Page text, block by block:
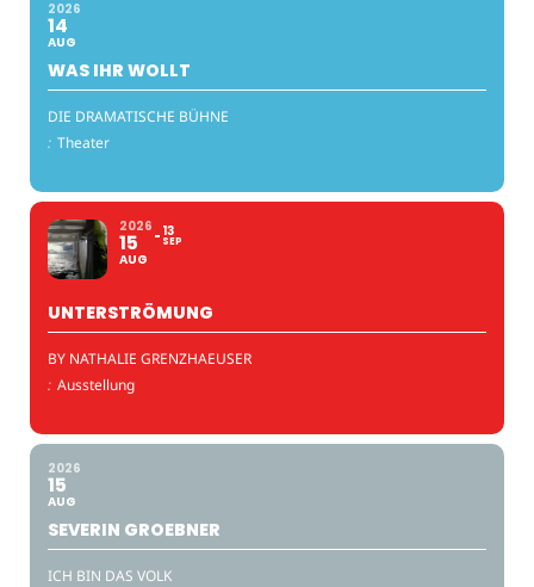
2026
14
AUG
WAS IHR WOLLT
DIE DRAMATISCHE BÜHNE
: Theater
2026
15
AUG
13
SEP
UNTERSTRÖMUNG
BY NATHALIE GRENZHAEUSER
: Ausstellung
2026
15
AUG
SEVERIN GROEBNER
ICH BIN DAS VOLK